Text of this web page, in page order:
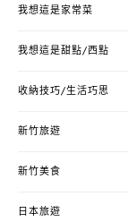
我想這是家常菜
我想這是甜點/西點
收納技巧/生活巧思
新竹旅遊
新竹美食
日本旅遊